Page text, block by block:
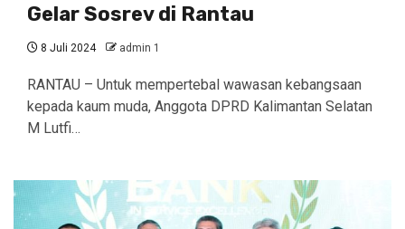
Gelar Sosrev di Rantau
8 Juli 2024 admin 1
RANTAU – Untuk mempertebal wawasan kebangsaan
kepada kaum muda, Anggota DPRD Kalimantan Selatan
M Lutfi…